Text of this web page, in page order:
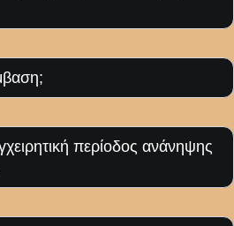
περίοδος ανάνηψης